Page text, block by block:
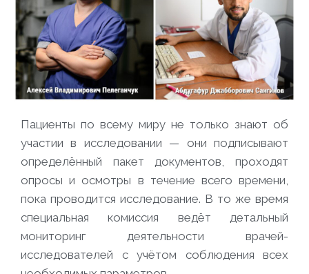
Пациенты по всему миру не только знают об
участии в исследовании — они подписывают
определённый пакет документов, проходят
опросы и осмотры в течение всего времени,
пока проводится исследование. В то же время
специальная комиссия ведёт детальный
мониторинг деятельности врачей-
исследователей с учётом соблюдения всех